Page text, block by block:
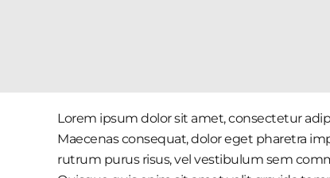
Lorem ipsum dolor sit amet, consectetur
Maecenas consequat, dolor eget pharetra
rutrum purus risus, vel vestibulum sem